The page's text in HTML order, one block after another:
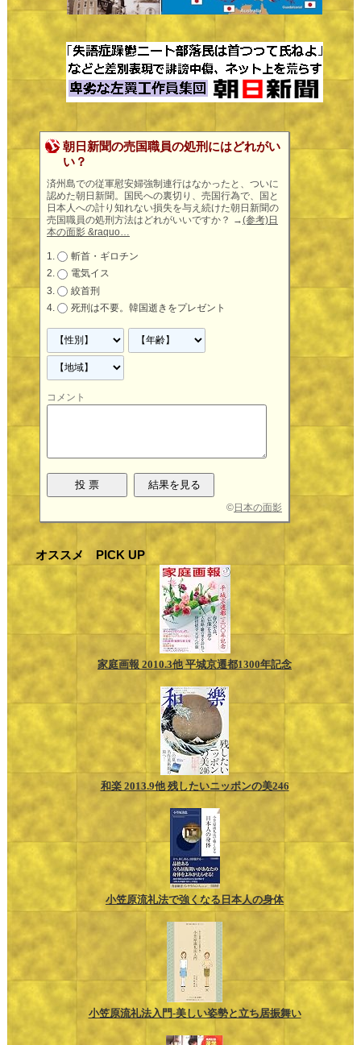
朝日新聞の売国職員の処刑にはどれがい
い？
済州島での従軍慰安婦強制連行はなかったと、ついに
認めた朝日新聞。国民への裏切り、売国行為で、国と
日本人への計り知れない損失を与え続けた朝日新聞の
売国職員の処刑方法はどれがいいですか？ →(参考)日
本の面影 &raquo…
斬首・ギロチン
電気イス
絞首刑
死刑は不要。韓国逝きをプレゼント
コメント
©日本の面影
オススメ PICK UP
家庭画報 2010.3他 平城京遷都1300年記念
和楽 2013.9他 残したいニッポンの美246
小笠原流礼法で強くなる日本人の身体
小笠原流礼法入門-美しい姿勢と立ち居振舞い